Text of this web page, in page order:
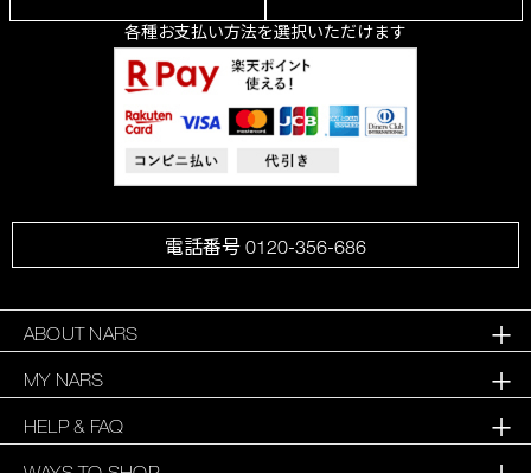
各種お支払い方法を選択いただけます
電話番号 0120-356-686
ABOUT NARS
MY NARS
HELP & FAQ